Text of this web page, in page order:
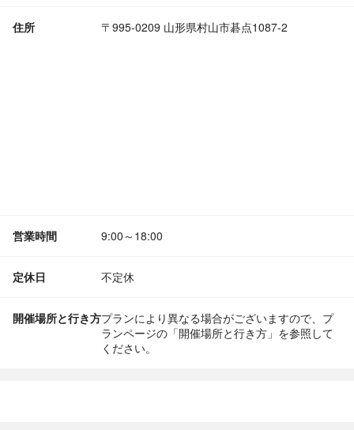
住所 〒995-0209 山形県村山市碁点1087-2
営業時間 9:00～18:00
定休日 不定休
開催場所と行き方プランにより異なる場合がございますので、プ
ランページの「開催場所と行き方」を参照して
ください。